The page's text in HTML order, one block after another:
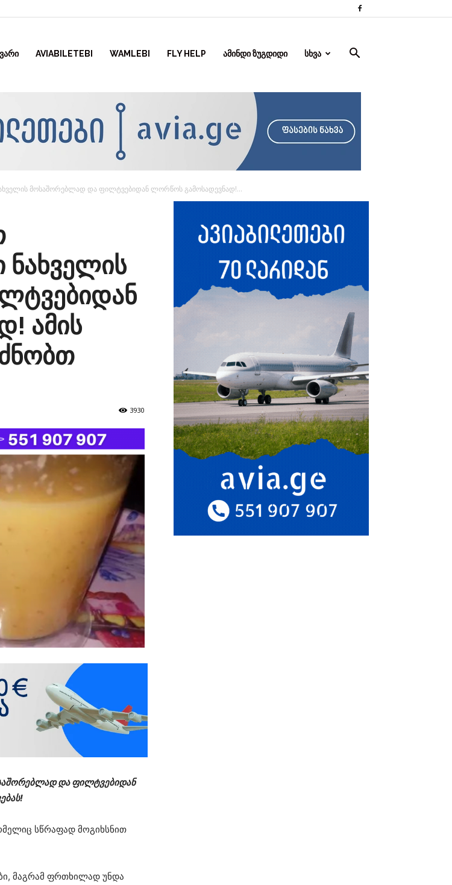
AVIABILETEBI WAMLEBI FLY HELP ᲐᲛᲘᲜᲓᲘ ᲖᲣᲒᲓᲘᲓᲘ ᲡᲮᲕᲐ
მოსაშორებლად და ფილტვებიდან ლორწოს გამოსადევნად!...
ნახველის
ამის
3930
და ფილტვებიდან
სწრაფად მოგიხსნით
მაგრამ ფრთხილად უნდა